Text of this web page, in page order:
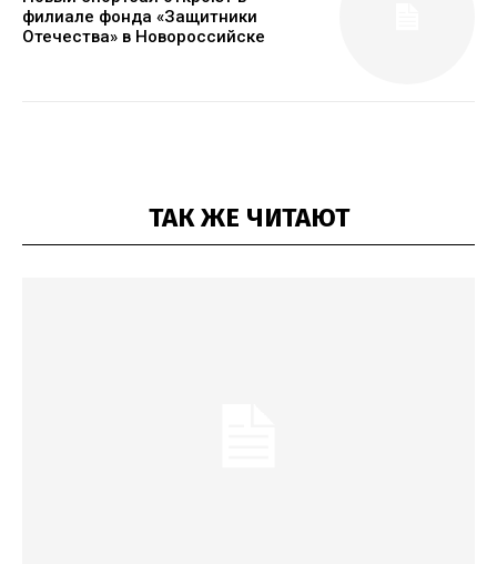
филиале фонда «Защитники
Отечества» в Новороссийске
ТАК ЖЕ ЧИТАЮТ